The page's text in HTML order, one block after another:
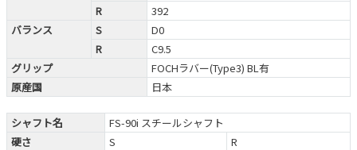
R
392
バランス
S
D0
R
C9.5
グリップ
FOCHラバー(Type3) BL有
原産国
日本
シャフト名
FS-90i スチールシャフト
硬さ
S
R